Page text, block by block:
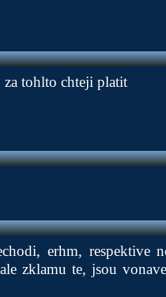
tohlto chteji platit
erhm, respektive
zklamu te, jsou